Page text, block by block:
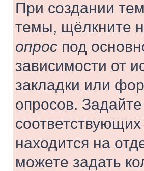
При создании
темы, щёлкните
опрос под
зависимости от
закладки или
опросов.
находится на
можете задать